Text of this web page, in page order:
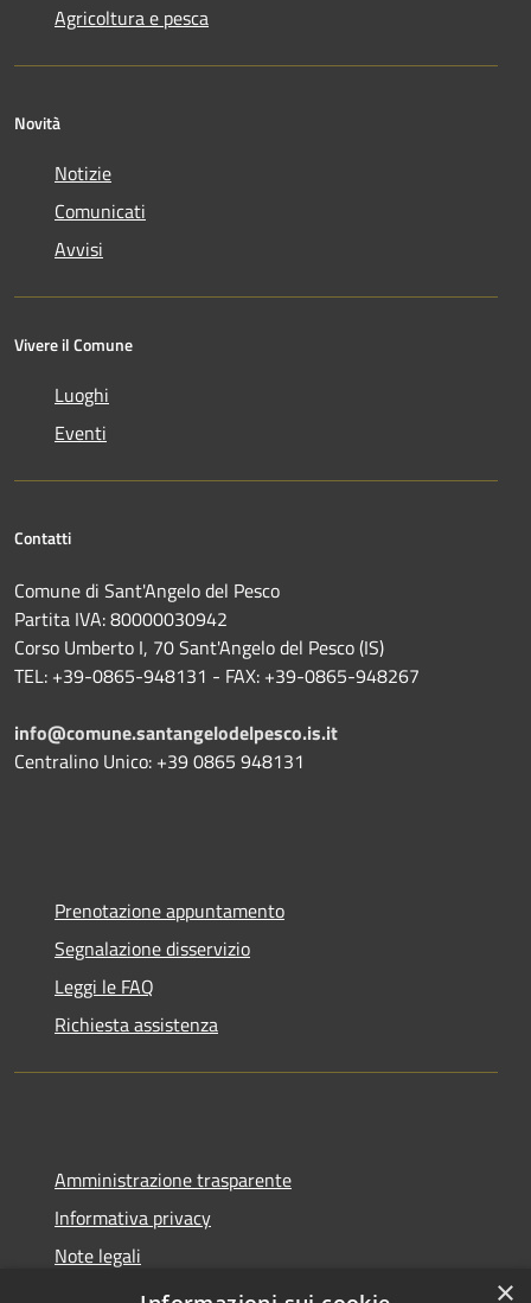
Agricoltura e pesca
Novità
Notizie
Comunicati
Avvisi
Vivere il Comune
Luoghi
Eventi
Contatti
Comune di Sant'Angelo del Pesco
Partita IVA: 80000030942
Corso Umberto I, 70 Sant'Angelo del Pesco (IS)
TEL: +39-0865-948131 - FAX: +39-0865-948267
info@comune.santangelodelpesco.is.it
Centralino Unico: +39 0865 948131
Prenotazione appuntamento
Segnalazione disservizio
Leggi le FAQ
Richiesta assistenza
Amministrazione trasparente
Informativa privacy
Note legali
Dichiarazione di accessibilità
×